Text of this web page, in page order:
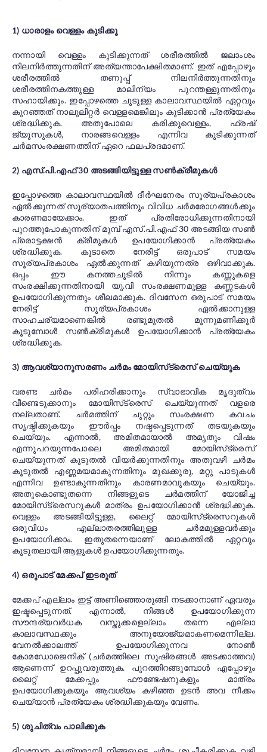
1) ധാരാളം വെള്ളം കുടിക്കൂ
നന്നായി വെള്ളം കുടിക്കുന്നത് ശരീരത്തിൽ ജലാംശം
നിലനിർത്തുന്നതിന് അത്യന്താപേക്ഷിതമാണ്. ഇത് എപ്പോഴും
ശരീരത്തിൽ തണുപ്പ് നിലനിർത്തുന്നതിനും
ശരീരത്തിനകത്തുള്ള മാലിന്യം പുറന്തള്ളുന്നതിനും
സഹായിക്കും. ഇപ്പോഴത്തെ ചൂടുള്ള കാലാവസ്ഥയിൽ ഏറ്റവും
കുറഞ്ഞത് നാലുലിറ്റർ വെള്ളമെങ്കിലും കുടിക്കാൻ പ്രത്യേകം
ശ്രദ്ധിക്കുക. അതുപോലെ കരിക്കുവെള്ളം, ഫ്രഷ്
ജ്യൂസുകൾ, നാരങ്ങവെള്ളം എന്നിവ കുടിക്കുന്നത്
ചർമസംരക്ഷണത്തിന് ഏറെ ഫലപ്രദമാണ്.
2) എസ്.പി.എഫ് 30 അടങ്ങിയിട്ടുള്ള സൺക്രീമുകൾ
ഇപ്പോഴത്തെ കാലാവസ്ഥയിൽ ദീർഘനേരം സൂര്യപ്രകാശം
ഏൽക്കുന്നത് സൂര്യാതപത്തിനും വിവിധ ചർമരോഗങ്ങൾക്കും
കാരണമായേക്കാം. ഇത് പ്രതിരോധിക്കുന്നതിനായി
പുറത്തുപോകുന്നതിന് മുമ്പ് എസ്.പി.എഫ് 30 അടങ്ങിയ സൺ
പ്രൊട്ടക്ഷൻ ക്രീമുകൾ ഉപയോഗിക്കാൻ പ്രത്യേകം
ശ്രദ്ധിക്കുക. കൂടാതെ നേരിട്ട് ഒരുപാട് സമയം
സൂര്യപ്രകാശം ഏൽക്കുന്നത് കഴിയുന്നത്ര ഒഴിവാക്കുക.
ഒപ്പം ഈ കനത്തചൂടിൽ നിന്നും കണ്ണുകളെ
സംരക്ഷിക്കുന്നതിനായി യു.വി സംരക്ഷണമുള്ള കണ്ണടകൾ
ഉപയോഗിക്കുന്നതും ശീലമാക്കുക. ദിവസേന ഒരുപാട് സമയം
നേരിട്ട് സൂര്യപ്രകാശം ഏൽക്കാനുള്ള
സാഹചര്യമാണെങ്കിൽ രണ്ടുമുതൽ മൂന്നുമണിക്കൂർ
കൂടുമ്പോൾ സൺക്രീമുകൾ ഉപയോഗിക്കാൻ പ്രത്യേകം
ശ്രദ്ധിക്കുക.
3) ആവശ്യാനുസരണം ചർമം മോയിസ്‌ട്രെസ്‌ ചെയ്യുക
വരണ്ട ചർമം പരിഹരിക്കാനും സ്വാഭാവിക മൃദുത്വം
വീണ്ടെടുക്കാനും മോയിസ്‌ട്രെസ്‌ ചെയ്യുന്നത് വളരെ
നല്ലതാണ്. ചർമത്തിന് ചുറ്റും സംരക്ഷണ കവചം
സൃഷ്ടിക്കുകയും ഈർപ്പം നഷ്ടപ്പെടുന്നത് തടയുകയും
ചെയ്യും. എന്നാൽ, അമിതമായാൽ അമൃതും വിഷം
എന്നുപറയുന്നപോലെ അമിതമായി മോയിസ്‌ട്രെസ്‌
ചെയ്യുന്നത് കൂടുതൽ വിയർക്കുന്നതിനും അതുവഴി ചർമം
കൂടുതൽ എണ്ണമയമാകുന്നതിനും മുഖക്കുരു, മറ്റു പാടുകൾ
എന്നിവ ഉണ്ടാകുന്നതിനും കാരണമാവുകയും ചെയ്യും.
അതുകൊണ്ടുതന്നെ നിങ്ങളുടെ ചർമത്തിന് യോജിച്ച
മോയിസ്‌ട്രെസറുകൾ മാത്രം ഉപയോഗിക്കാൻ ശ്രദ്ധിക്കുക.
വെള്ളം അടങ്ങിയിട്ടുള്ള, ലൈറ്റ് മോയിസ്‌ട്രെസറുകൾ
ഒരുവിധം എല്ലാതരത്തിലുള്ള ചർമമുള്ളവർക്കും
ഉപയോഗിക്കാം. ഇതുതന്നെയാണ് ലോകത്തിൽ ഏറ്റവും
കൂടുതലായി ആളുകൾ ഉപയോഗിക്കുന്നതും.
4) ഒരുപാട് മേക്കപ് ഇടരുത്
മേക്കപ് എല്ലാം ഇട്ട് അണിഞ്ഞൊരുങ്ങി നടക്കാനാണ് ഏവരും
ഇഷ്ടപ്പെടുന്നത്. എന്നാൽ, നിങ്ങൾ ഉപയോഗിക്കുന്ന
സൗന്ദര്യവർധക വസ്തുക്കളെല്ലാം തന്നെ എല്ലാ
കാലാവസ്ഥക്കും അനുയോജ്യമാകണമെന്നില്ല.
വേനൽക്കാലത്ത് ഉപയോഗിക്കുന്നവ നോൺ
കോമഡോജെനിക് (ചർമത്തിലെ സുഷിരങ്ങൾ അടക്കാത്തവ)
ആണെന്ന് ഉറപ്പുവരുത്തുക. പുറത്തിറങ്ങുമ്പോൾ എപ്പോഴും
ലൈറ്റ് മേക്കപ്പും ഫൗണ്ടേഷനുകളും മാത്രം
ഉപയോഗിക്കുകയും ആവശ്യം കഴിഞ്ഞ ഉടൻ അവ നീക്കം
ചെയ്യാൻ പ്രത്യേകം ശ്രദ്ധിക്കുകയും വേണം.
5) ശുചിത്വം പാലിക്കുക